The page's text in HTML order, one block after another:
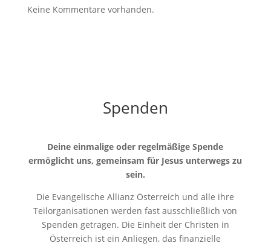
Keine Kommentare vorhanden.
Spenden
Deine einmalige oder regelmäßige Spende
ermöglicht uns, gemeinsam für Jesus unterwegs zu
sein.
Die Evangelische Allianz Österreich und alle ihre
Teilorganisationen werden fast ausschließlich von
Spenden getragen. Die Einheit der Christen in
Österreich ist ein Anliegen, das finanzielle